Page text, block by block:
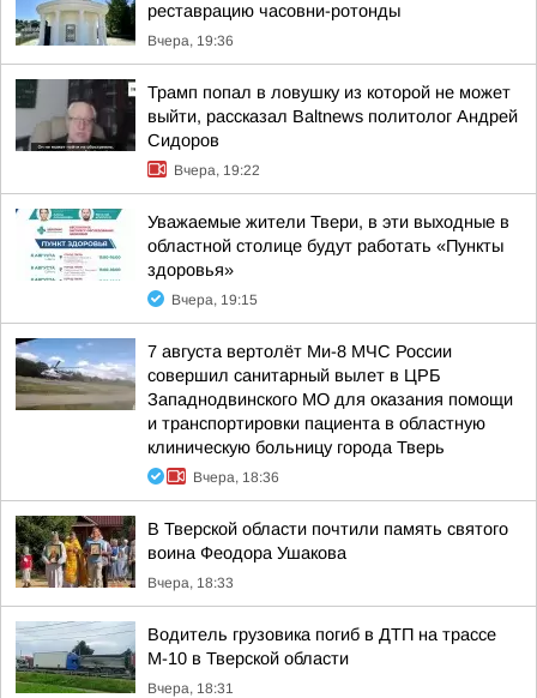
реставрацию часовни-ротонды
Вчера, 19:36
Трамп попал в ловушку из которой не может
выйти, рассказал Baltnews политолог Андрей
Сидоров
Вчера, 19:22
Уважаемые жители Твери, в эти выходные в
областной столице будут работать «Пункты
здоровья»
Вчера, 19:15
7 августа вертолёт Ми-8 МЧС России
совершил санитарный вылет в ЦРБ
Западнодвинского МО для оказания помощи
и транспортировки пациента в областную
клиническую больницу города Тверь
Вчера, 18:36
В Тверской области почтили память святого
воина Феодора Ушакова
Вчера, 18:33
Водитель грузовика погиб в ДТП на трассе
М-10 в Тверской области
Вчера, 18:31